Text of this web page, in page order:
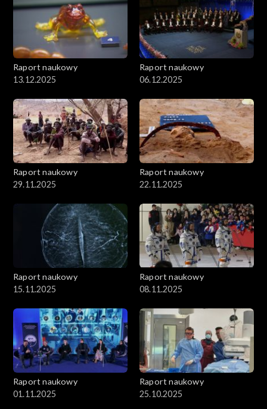
Raport naukowy
13.12.2025
Raport naukowy
06.12.2025
Raport naukowy
29.11.2025
Raport naukowy
22.11.2025
Raport naukowy
15.11.2025
Raport naukowy
08.11.2025
Raport naukowy
01.11.2025
Raport naukowy
25.10.2025